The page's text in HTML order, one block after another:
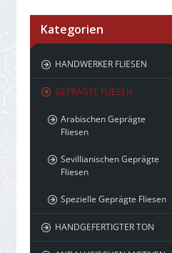
Kategorien
HANDWERKER FLIESEN
GEPRÄGTE FLIESEN
Arabischen Geprägte
Fliesen
Sevillianischen Geprägte
Fliesen
Spezielle Geprägte Fliesen
HANDGEFERTIGTER TON